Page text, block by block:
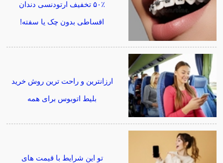
۵۰٪ تخفیف ارتودنسی دندان
اقساطی بدون چک یا سفته!
ارزانترین و راحت ترین روش خرید
بلیط اتوبوس برای همه
تو این شرایط با قیمت های